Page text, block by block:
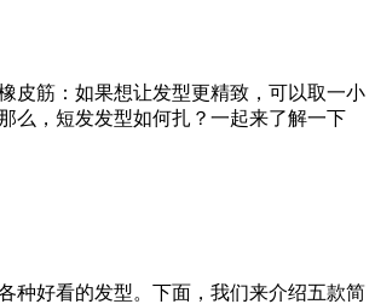
皮筋：如果想让发型更精致，可以取一小
么，短发发型如何扎？一起来了解一下
种好看的发型。下面，我们来介绍五款简